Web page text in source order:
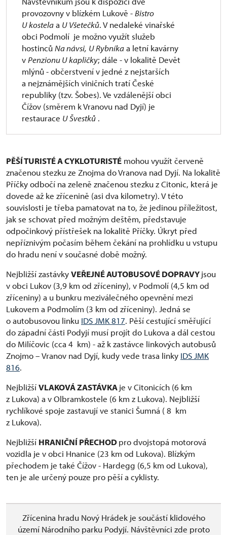
provozovny v blízkém Lukově -Bistro
U kostelaa U Všetečků. V nedaleké vinařské
obci Podmolí je možno využít služeb
hostincůNa návsi, U Rybníkaa letní kavárny
vPenzionu U kapličky; dále - v lokalitě Devět
mlýnů - občerstvení v jedné z nejstarších
a nejznámějších viničních tratí České
republiky (tzv. Šobes). Ve vzdálenější obci
Čížov (směrem k Vranovu nad Dyjí) je
restaurace U Švestků .
PĚŠÍ TURISTÉ A CYKLOTURISTÉ mohou využít červeně
značenou stezku ze Znojma do Vranova nad Dyjí. Na lokalitě
Příčky odbočí na zeleně značenou stezku z Citonic, která je
dovede až ke zřícenině (asi dva kilometry). V této
souvislosti je třeba pamatovat na to, že jedinou příležitost,
jak se schovat před možným deštěm, představuje
odpočinkový přístřešek na lokalitě Příčky. Úkryt před
nepříznivým počasím během čekání na prohlídku u vstupu
do hradu není v současné době možný.
Nejbližší zastávkyVEŘEJNÉ AUTOBUSOVÉ DOPRAVYjsou
v obci Lukov (3,9 km od zříceniny), v Podmolí (4,5 km od
zříceniny) a u bunkru meziválečného opevnění mezi
Lukovem a Podmolím (3 km od zříceniny). Jedná se
o autobusovou linku IDS JMK 817. Pěší cestující směřující
do západní části Podyjí musí projít do Lukova a dál cestou
do Milíčovic (cca 4 km) - až k zastávce linkových autobusů
Znojmo – Vranov nad Dyjí, kudy vede trasa linky IDS JMK
816.
NejbližšíVLAKOVÁ ZASTÁVKAje v Citonicích (6 km
z Lukova) a v Olbramkostele (6 km z Lukova). Nejbližší
rychlíkové spoje zastavují ve stanici Šumná ( 8 km
z Lukova).
Nejbližší HRANIČNÍ PŘECHODpro dvojstopá motorová
vozidla je v obci Hnanice (23 km od Lukova). Blízkým
přechodem je také Čížov - Hardegg (6,5 km od Lukova),
ten je ale určený pouze pro pěší a cyklisty.
Zřícenina hradu Nový Hrádek je součástí klidového
území Národního parku Podyjí. Návštěvníci zde proto